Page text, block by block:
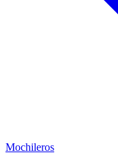
Mochileros